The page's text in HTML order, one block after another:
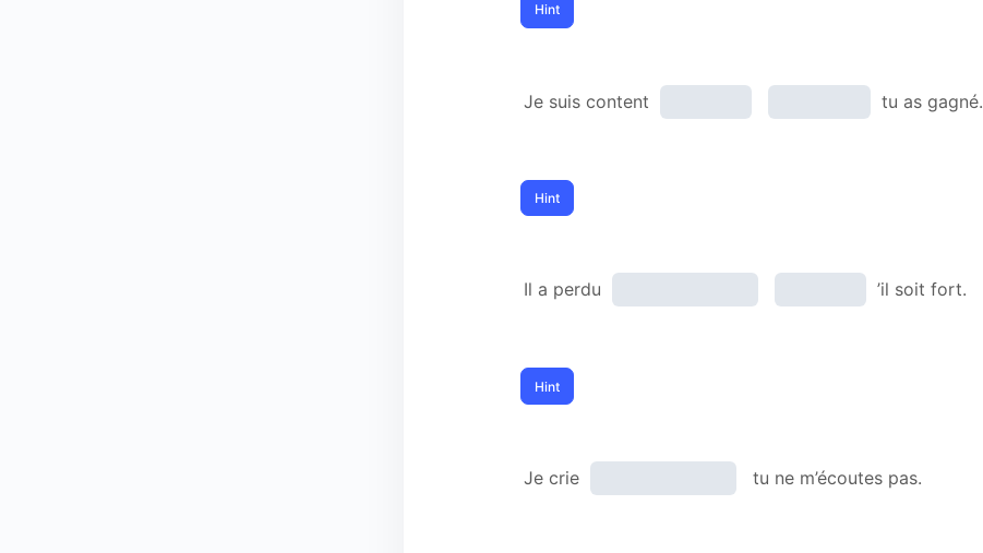
Je suis content tu as gagné.
Il a perdu ’il soit fort.
Je crie tu ne m’écoutes pas.